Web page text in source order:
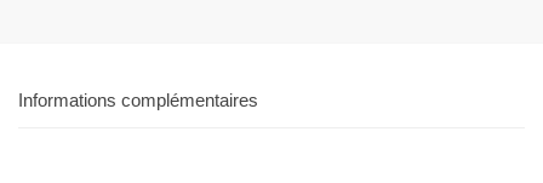
Informations complémentaires